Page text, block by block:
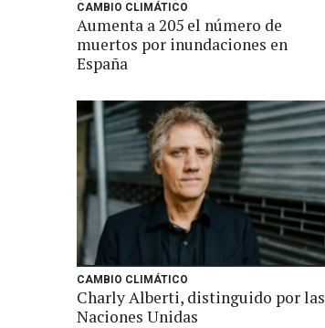
CAMBIO CLIMÁTICO
Aumenta a 205 el número de
muertos por inundaciones en
España
CAMBIO CLIMÁTICO
Charly Alberti, distinguido por las
Naciones Unidas